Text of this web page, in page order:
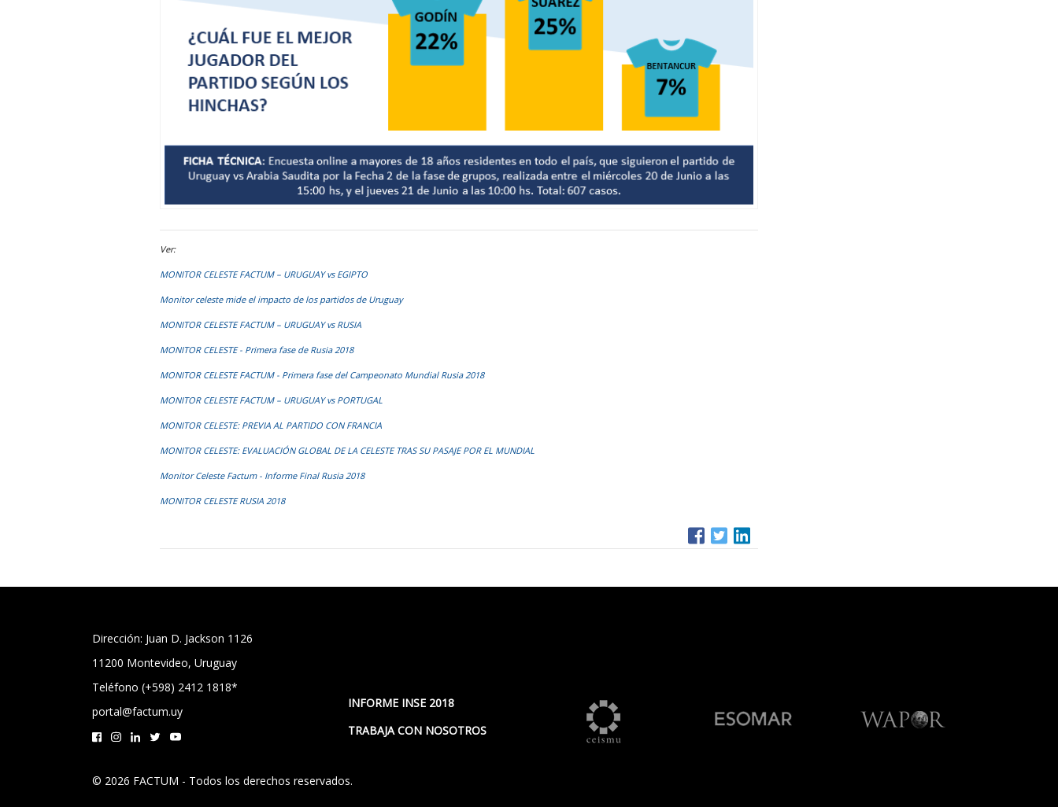
Ver:
MONITOR CELESTE FACTUM – URUGUAY vs EGIPTO
Monitor celeste mide el impacto de los partidos de Uruguay
MONITOR CELESTE FACTUM – URUGUAY vs RUSIA
MONITOR CELESTE - Primera fase de Rusia 2018
MONITOR CELESTE FACTUM - Primera fase del Campeonato Mundial Rusia 2018
MONITOR CELESTE FACTUM – URUGUAY vs PORTUGAL
MONITOR CELESTE: PREVIA AL PARTIDO CON FRANCIA
MONITOR CELESTE: EVALUACIÓN GLOBAL DE LA CELESTE TRAS SU PASAJE POR EL MUNDIAL
Monitor Celeste Factum - Informe Final Rusia 2018
MONITOR CELESTE RUSIA 2018
Dirección: Juan D. Jackson 1126
11200 Montevideo, Uruguay
Teléfono (+598) 2412 1818*
portal@factum.uy
INFORME INSE 2018
TRABAJA CON NOSOTROS
© 2026 FACTUM - Todos los derechos reservados.